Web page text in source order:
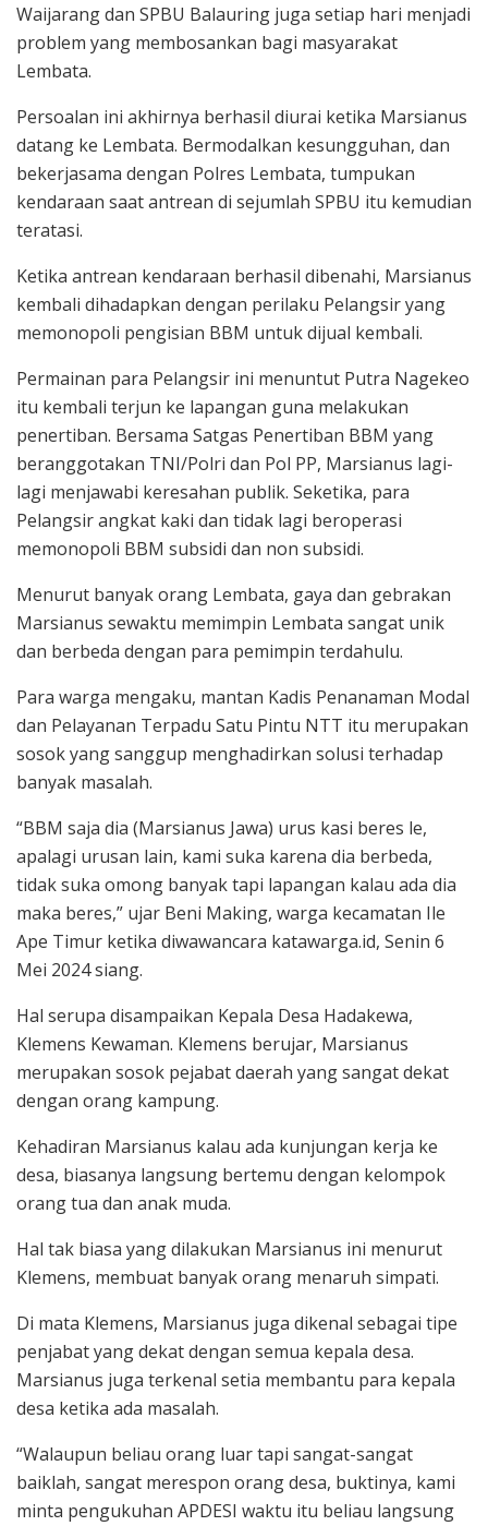
Waijarang dan SPBU Balauring juga setiap hari menjadi
problem yang membosankan bagi masyarakat
Lembata.
Persoalan ini akhirnya berhasil diurai ketika Marsianus
datang ke Lembata. Bermodalkan kesungguhan, dan
bekerjasama dengan Polres Lembata, tumpukan
kendaraan saat antrean di sejumlah SPBU itu kemudian
teratasi.
Ketika antrean kendaraan berhasil dibenahi, Marsianus
kembali dihadapkan dengan perilaku Pelangsir yang
memonopoli pengisian BBM untuk dijual kembali.
Permainan para Pelangsir ini menuntut Putra Nagekeo
itu kembali terjun ke lapangan guna melakukan
penertiban. Bersama Satgas Penertiban BBM yang
beranggotakan TNI/Polri dan Pol PP, Marsianus lagi-
lagi menjawabi keresahan publik. Seketika, para
Pelangsir angkat kaki dan tidak lagi beroperasi
memonopoli BBM subsidi dan non subsidi.
Menurut banyak orang Lembata, gaya dan gebrakan
Marsianus sewaktu memimpin Lembata sangat unik
dan berbeda dengan para pemimpin terdahulu.
Para warga mengaku, mantan Kadis Penanaman Modal
dan Pelayanan Terpadu Satu Pintu NTT itu merupakan
sosok yang sanggup menghadirkan solusi terhadap
banyak masalah.
“BBM saja dia (Marsianus Jawa) urus kasi beres le,
apalagi urusan lain, kami suka karena dia berbeda,
tidak suka omong banyak tapi lapangan kalau ada dia
maka beres,” ujar Beni Making, warga kecamatan Ile
Ape Timur ketika diwawancara katawarga.id, Senin 6
Mei 2024 siang.
Hal serupa disampaikan Kepala Desa Hadakewa,
Klemens Kewaman. Klemens berujar, Marsianus
merupakan sosok pejabat daerah yang sangat dekat
dengan orang kampung.
Kehadiran Marsianus kalau ada kunjungan kerja ke
desa, biasanya langsung bertemu dengan kelompok
orang tua dan anak muda.
Hal tak biasa yang dilakukan Marsianus ini menurut
Klemens, membuat banyak orang menaruh simpati.
Di mata Klemens, Marsianus juga dikenal sebagai tipe
penjabat yang dekat dengan semua kepala desa.
Marsianus juga terkenal setia membantu para kepala
desa ketika ada masalah.
“Walaupun beliau orang luar tapi sangat-sangat
baiklah, sangat merespon orang desa, buktinya, kami
minta pengukuhan APDESI waktu itu beliau langsung